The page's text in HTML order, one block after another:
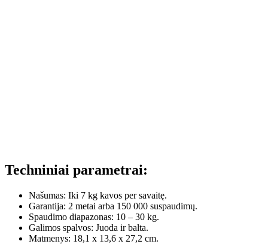
Techniniai parametrai:
Našumas: Iki 7 kg kavos per savaitę.
Garantija: 2 metai arba 150 000 suspaudimų.
Spaudimo diapazonas: 10 – 30 kg.
Galimos spalvos: Juoda ir balta.
Matmenys: 18,1 x 13,6 x 27,2 cm.